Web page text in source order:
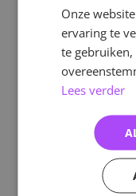
Onze
ervaring te
te
Lees verder